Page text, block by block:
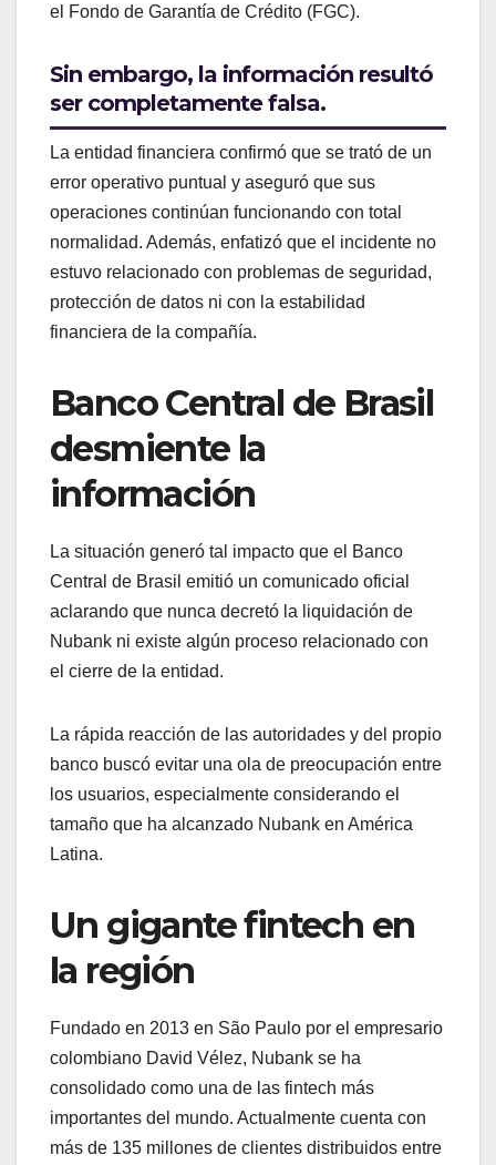
el Fondo de Garantía de Crédito (FGC).
Sin embargo, la información resultó
ser completamente falsa.
La entidad financiera confirmó que se trató de un
error operativo puntual y aseguró que sus
operaciones continúan funcionando con total
normalidad. Además, enfatizó que el incidente no
estuvo relacionado con problemas de seguridad,
protección de datos ni con la estabilidad
financiera de la compañía.
Banco Central de Brasil
desmiente la
información
La situación generó tal impacto que el Banco
Central de Brasil emitió un comunicado oficial
aclarando que nunca decretó la liquidación de
Nubank ni existe algún proceso relacionado con
el cierre de la entidad.
La rápida reacción de las autoridades y del propio
banco buscó evitar una ola de preocupación entre
los usuarios, especialmente considerando el
tamaño que ha alcanzado Nubank en América
Latina.
Un gigante fintech en
la región
Fundado en 2013 en São Paulo por el empresario
colombiano David Vélez, Nubank se ha
consolidado como una de las fintech más
importantes del mundo. Actualmente cuenta con
más de 135 millones de clientes distribuidos entre